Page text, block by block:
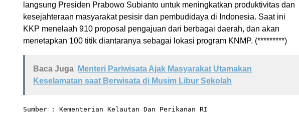
langsung Presiden Prabowo Subianto untuk meningkatkan produktivitas dan
kesejahteraan masyarakat pesisir dan pembudidaya di Indonesia. Saat ini
KKP menelaah 910 proposal pengajuan dari berbagai daerah, dan akan
menetapkan 100 titik diantaranya sebagai lokasi program KNMP. (*********)
Baca Juga
Menteri Pariwisata Ajak Masyarakat Utamakan
Keselamatan saat Berwisata di Musim Libur Sekolah
Sumber : Kementerian Kelautan Dan Perikanan RI